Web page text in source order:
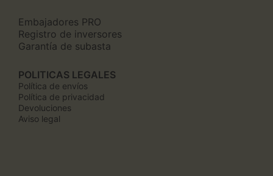
Embajadores PRO
Registro de inversores
Garantía de subasta
POLITICAS LEGALES
Política de envíos
Política de privacidad
Devoluciones
Aviso legal